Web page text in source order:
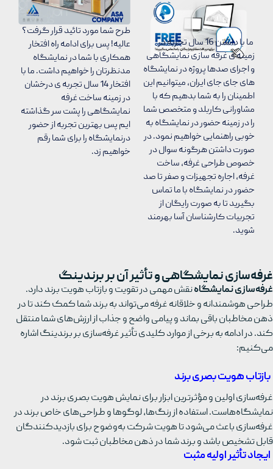
ما با داشتن 16 سال تجربه در
زمینه ی غرفه سازی نمایشگاهی
و اجرای صدها پروژه در نمایشگاه
های جای جای ایران، میتوانیم این
اطمینان را به شما بدهیم که با
مشاورانی کاربلد و متخصص شما
را در زمینه حضور در نمایشگاه به
خوبی راهنمایی خواهیم نمود. در
صورت داشتن هرگونه سوال در
خصوص طراحی غرفه، ساخت
غرفه، اجاره تجهیزات و صفر تا صد
حضور در نمایشگاه با ما تماس
بگیرید تا به صورت رایگان از
تجربیات کارشناسان آسا بهرمند
شوید.
طرح شما مورد تائید قرار گرفت؟
عالیه! پس برای ادامه راه افتخار
همکاری با شما در نمایشگاه
مدنظرتان را خواهیم داشت. ما با
افتخار 14 سال تجربه ی درخشان
در زمینه ساخت غرفه
نمایشگاهی را پشت سر گذاشته
ایم پس بهترین تجربه از حضور
درنمایشگاه را برای شما رقم
خواهیم زد.
غرفه‌سازی نمایشگاهی و تأثیر آن بر برندینگ
غرفه‌سازی نمایشگاهنقش مهمی در تقویت و بازتاب هویت برند دارد.
طراحی هوشمندانه و خلاقانه غرفه می‌تواند به برند شما کمک کند تا در
ذهن مخاطبان باقی بماند و پیامی واضح و جذاب از ارزش‌های شما منتقل
کند. در ادامه به برخی از موارد کلیدی تأثیر غرفه‌سازی بر برندینگ اشاره
می‌کنیم:
بازتاب هویت بصری برند
غرفه‌سازی اولین و مؤثرترین ابزار برای نمایش هویت بصری برند در
نمایشگاه‌هاست. استفاده از رنگ‌ها، لوگوها و طراحی‌های خاص برند در
غرفه‌سازی باعث می‌شود تا هویت شرکت به‌وضوح برای بازدیدکنندگان
قابل تشخیص باشد و برند شما در ذهن مخاطبان ثبت شود.
ایجاد تأثیر اولیه مثبت